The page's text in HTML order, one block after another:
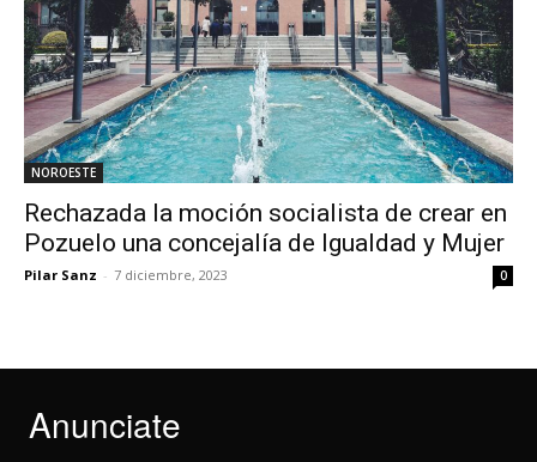
NOROESTE
Rechazada la moción socialista de crear en
Pozuelo una concejalía de Igualdad y Mujer
Pilar Sanz - 7 diciembre, 2023 0
Anunciate